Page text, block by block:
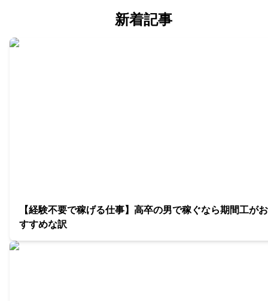
新着記事
【経験不要で稼げる仕事】高卒の男で稼ぐなら期間工がお
すすめな訳